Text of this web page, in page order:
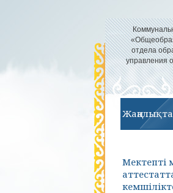
отдела
управления
Мектепті